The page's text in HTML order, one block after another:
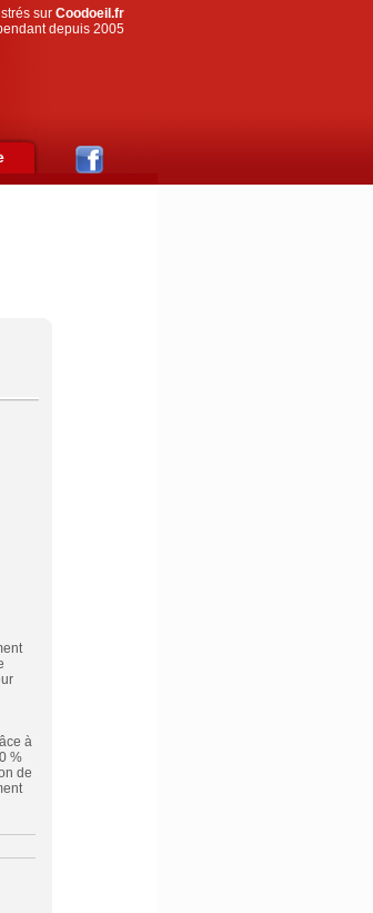
sur Coodoeil.fr
depuis 2005
à
%
de